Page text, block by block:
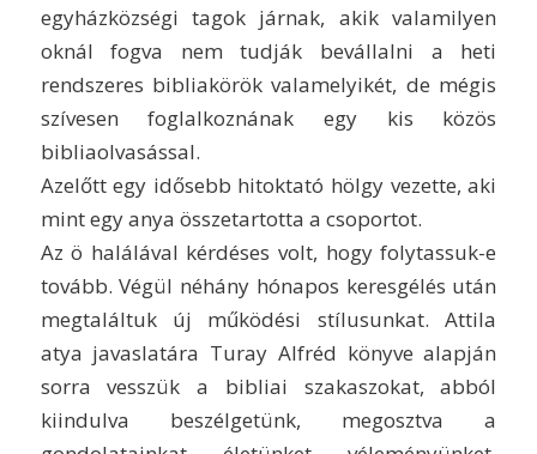
egyházközségi tagok járnak, akik valamilyen
oknál fogva nem tudják bevállalni a heti
rendszeres bibliakörök valamelyikét, de mégis
szívesen foglalkoznának egy kis közös
bibliaolvasással.
Azelőtt egy idősebb hitoktató hölgy vezette, aki
mint egy anya összetartotta a csoportot.
Az ö halálával kérdéses volt, hogy folytassuk-e
tovább. Végül néhány hónapos keresgélés után
megtaláltuk új működési stílusunkat. Attila
atya javaslatára Turay Alfréd könyve alapján
sorra vesszük a bibliai szakaszokat, abból
kiindulva beszélgetünk, megosztva a